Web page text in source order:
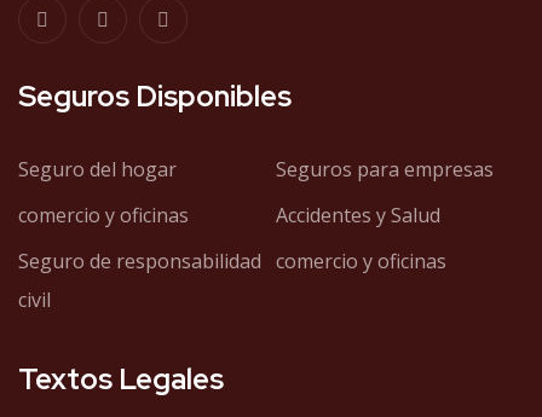
Seguros Disponibles
Seguro del hogar
Seguros para empresas
comercio y oficinas
Accidentes y Salud
Seguro de responsabilidad
civil
comercio y oficinas
Textos Legales